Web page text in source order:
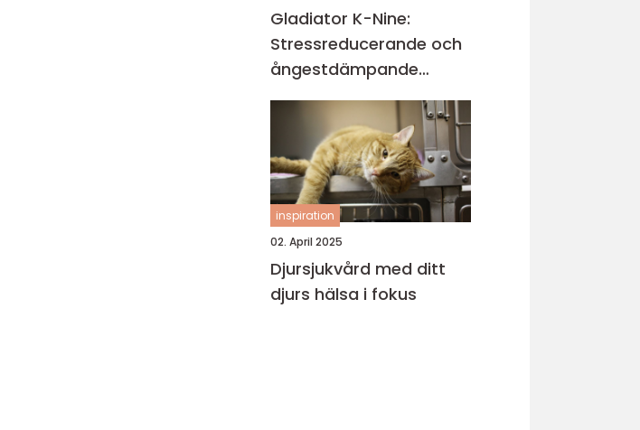
Gladiator K-Nine:
Stressreducerande och
ångestdämpande
hundhalsband
inspiration
02. April 2025
Djursjukvård med ditt
djurs hälsa i fokus